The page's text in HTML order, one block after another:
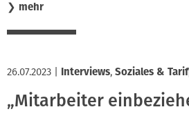
❯ mehr
26.07.2023 Interviews, Soziales &
„Mitarbeiter